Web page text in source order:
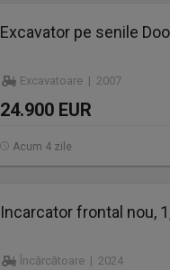
Excavator pe senile
Excavatoare | 2007
24.900 EUR
Acum 4 zile
Incarcator frontal nou,
Încărcătoare | 2024